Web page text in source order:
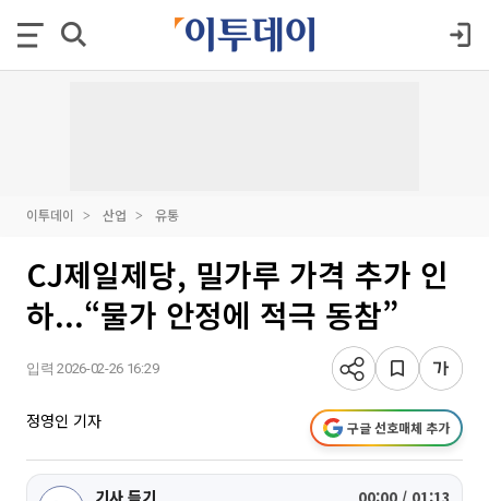
이투데이 산업 유통
CJ제일제당, 밀가루 가격 추가 인
하...“물가 안정에 적극 동참”
입력 2026-02-26 16:29
정영인 기자 구글 선호매체 추가
기사 듣기